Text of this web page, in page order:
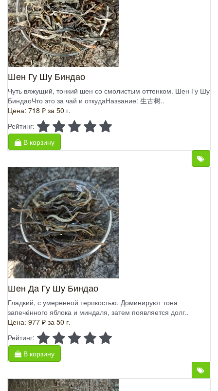
Шен Гу Шу Биндао
Чуть вяжущий, тонкий шен со смолистым оттенком. Шен Гу Шу
БиндаоЧто это за чай и откудаНазвание: 生古树..
Цена: 718 ₽ за 50 г.
Рейтинг:
В корзину
Шен Да Гу Шу Биндао
Гладкий, с умеренной терпкостью. Доминируют тона
запечённого яблока и миндаля, затем появляется долг..
Цена: 977 ₽ за 50 г.
Рейтинг:
В корзину